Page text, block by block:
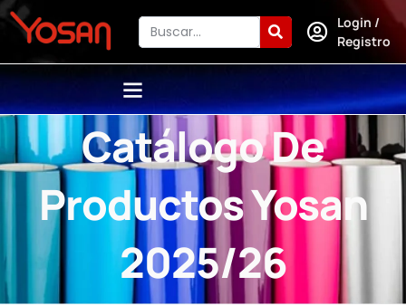
Login /
Registro
Catálogo De
Productos Yosan
2025/26